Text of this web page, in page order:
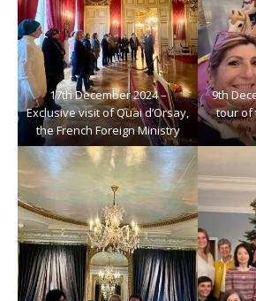
17th December 2024 –
Exclusive visit of Quai d’Orsay,
the French Foreign Ministry
9th
tour of